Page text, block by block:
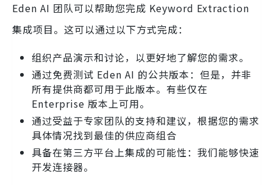
Eden AI 团队可以帮助您完成 Keyword Extraction
集成项目。这可以通过以下方式完成：
组织产品演示和讨论，以更好地了解您的需求。
通过免费测试 Eden AI 的公共版本：但是，并非
所有提供商都可用于此版本。有些仅在
Enterprise 版本上可用。
通过受益于专家团队的支持和建议，根据您的需求
具体情况找到最佳的供应商组合
具备在第三方平台上集成的可能性：我们能够快速
开发连接器。